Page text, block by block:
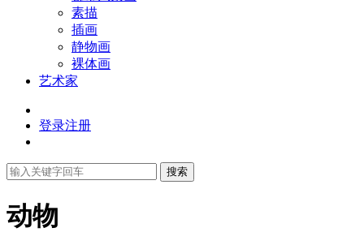
素描
插画
静物画
裸体画
艺术家
登录注册
搜索
动物